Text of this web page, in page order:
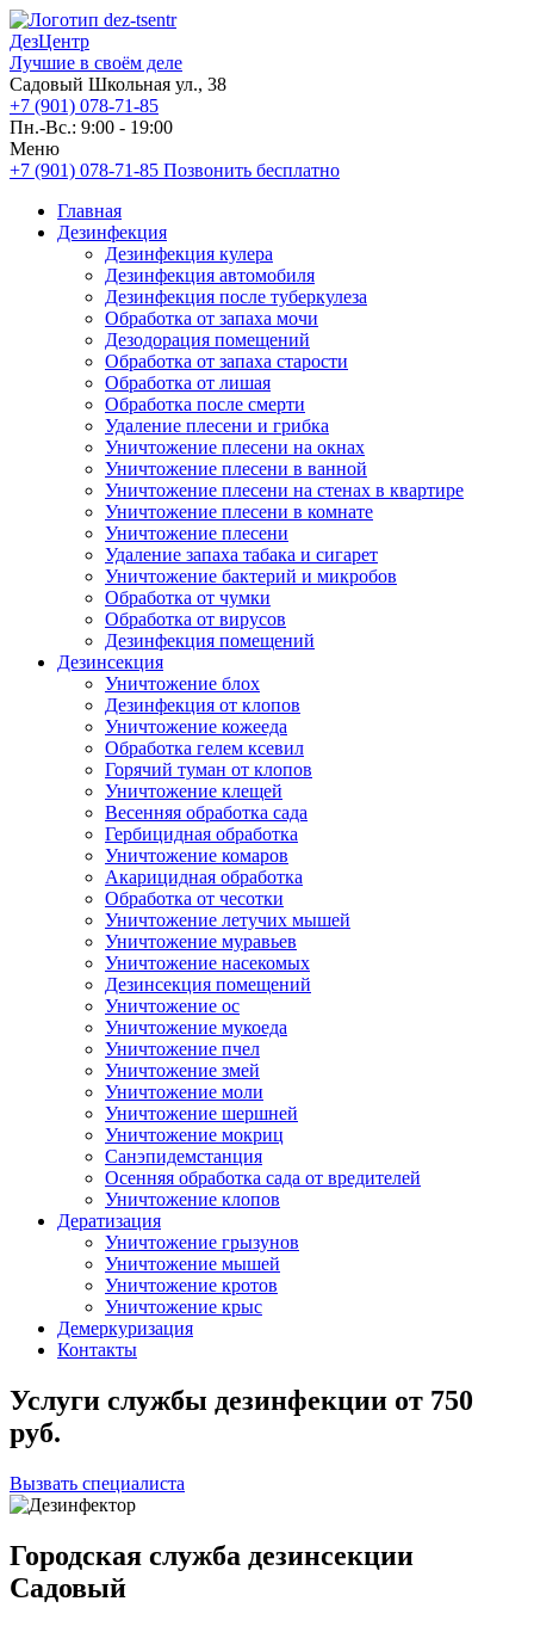
ДезЦентр
Лучшие в своём деле
Садовый Школьная ул., 38
+7 (901) 078-71-85
Пн.-Вс.: 9:00 - 19:00
Меню
+7 (901) 078-71-85 Позвонить бесплатно
Главная
Дезинфекция
Дезинфекция кулера
Дезинфекция автомобиля
Дезинфекция после туберкулеза
Обработка от запаха мочи
Дезодорация помещений
Обработка от запаха старости
Обработка от лишая
Обработка после смерти
Удаление плесени и грибка
Уничтожение плесени на окнах
Уничтожение плесени в ванной
Уничтожение плесени на стенах в квартире
Уничтожение плесени в комнате
Уничтожение плесени
Удаление запаха табака и сигарет
Уничтожение бактерий и микробов
Обработка от чумки
Обработка от вирусов
Дезинфекция помещений
Дезинсекция
Уничтожение блох
Дезинфекция от клопов
Уничтожение кожееда
Обработка гелем ксевил
Горячий туман от клопов
Уничтожение клещей
Весенняя обработка сада
Гербицидная обработка
Уничтожение комаров
Акарицидная обработка
Обработка от чесотки
Уничтожение летучих мышей
Уничтожение муравьев
Уничтожение насекомых
Дезинсекция помещений
Уничтожение ос
Уничтожение мукоеда
Уничтожение пчел
Уничтожение змей
Уничтожение моли
Уничтожение шершней
Уничтожение мокриц
Санэпидемстанция
Осенняя обработка сада от вредителей
Уничтожение клопов
Дератизация
Уничтожение грызунов
Уничтожение мышей
Уничтожение кротов
Уничтожение крыс
Демеркуризация
Контакты
Услуги службы дезинфекции от 750
руб.
Вызвать специалиста
Городская служба дезинсекции
Садовый